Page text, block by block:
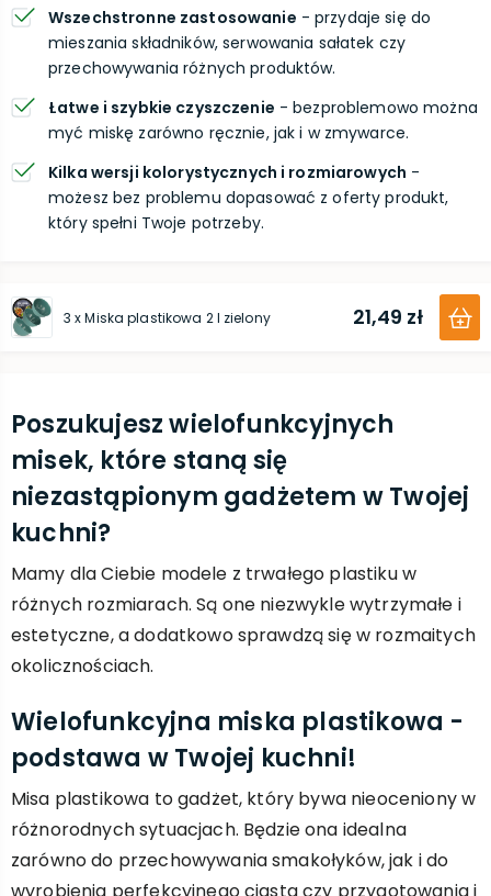
Wszechstronne zastosowanie - przydaje się do
mieszania składników, serwowania sałatek czy
przechowywania różnych produktów.
Łatwe i szybkie czyszczenie - bezproblemowo można
myć miskę zarówno ręcznie, jak i w zmywarce.
Kilka wersji kolorystycznych i rozmiarowych -
możesz bez problemu dopasować z oferty produkt,
który spełni Twoje potrzeby.
3 x Miska plastikowa 2 l zielony 21,49 zł
Poszukujesz wielofunkcyjnych
misek, które staną się
niezastąpionym gadżetem w Twojej
kuchni?
Mamy dla Ciebie modele z trwałego plastiku w
różnych rozmiarach. Są one niezwykle wytrzymałe i
estetyczne, a dodatkowo sprawdzą się w rozmaitych
okolicznościach.
Wielofunkcyjna miska plastikowa -
podstawa w Twojej kuchni!
Misa plastikowa to gadżet, który bywa nieoceniony w
różnorodnych sytuacjach. Będzie ona idealna
zarówno do przechowywania smakołyków, jak i do